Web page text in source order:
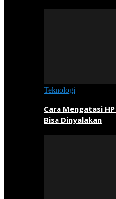
Teknologi
Cara Mengatasi
Bisa Dinyalakan